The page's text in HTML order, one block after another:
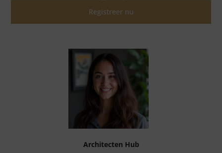
Registreer nu
Architecten Hub